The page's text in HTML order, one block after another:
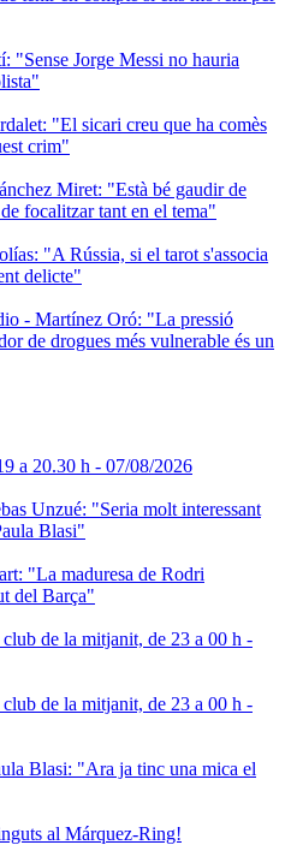
"Sense Jorge Messi no hauria
"El sicari creu que ha comès
crim"
Miret: "Està bé gaudir de
focalitzar tant en el tema"
"A Rússia, si el tarot s'associa
delicte"
- Martínez Oró: "La pressió
de drogues més vulnerable és un
a 20.30 h - 07/08/2026
Unzué: "Seria molt interessant
Blasi"
"La maduresa de Rodri
del Barça"
de la mitjanit, de 23 a 00 h -
de la mitjanit, de 23 a 00 h -
Blasi: "Ara ja tinc una mica el
al Márquez-Ring!